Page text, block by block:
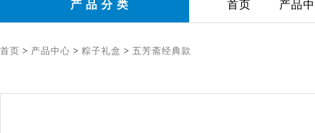
产 品 分 类 首页 产品
首页 > 产品中心 > 粽子礼盒 > 五芳斋经典款